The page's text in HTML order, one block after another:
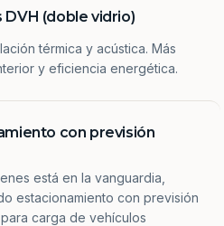
DVH (doble vidrio)
térmica y acústica. Más
y eficiencia energética.
con previsión
está en la vanguardia,
estacionamiento con previsión
carga de vehículos